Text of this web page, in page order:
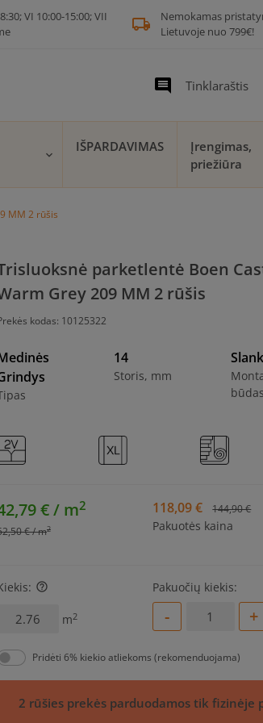
VI 10:00-15:00; VII
local_shipping
Nemokamas
Lietuvoje nuo 799€!
insert_comment Tinklaraštis
IŠPARDAVIMAS
Įrengimas,
priežiūra
MM 2 rūšis
parketlentė Boen
Grey 209 MM 2 rūšis
kodas: 10125322
14
Storis, mm
būdas
€ / m2
€ / m2
118,09 € 144,90 €
Pakuotės kaina
help_outline
m2
Pakuočių kiekis:
- +
Pridėti 6% kiekio atliekoms (rekomenduojama)
2 rūšies prekės parduodamos tik fizinėje